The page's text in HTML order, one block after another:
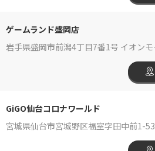
ゲームランド盛岡店
岩手県盛岡市前潟4丁目7番1号 イオン
GiGO仙台コロナワールド
宮城県仙台市宮城野区福室字田中前1-